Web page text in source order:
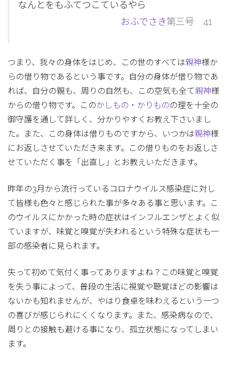
なんとをもふてつこているやら
おふでさき第三号 41
つまり、我々の身体をはじめ、この世のすべては親神様か
らの借り物であるという事です。自分の身体が借り物であ
れば、自分の親も、周りの自然も、この空気も全て親神様
からの借り物です。このかしもの・かりものの理を十全の
御守護を通して詳しく、分かりやすくお教え下さいまし
た。また、この身体は借りものですから、いつかは親神様
にお返しさせていただき来ます。この借りものをお返しさ
せていただく事を「出直し」とお教えいただきます。
昨年の3月から流行っているコロナウイルス感染症に対し
て皆様も色々と感じられた事が多々ある事と思います。こ
のウイルスにかかった時の症状はインフルエンザとよく似
ていますが、味覚と嗅覚が失われるという特殊な症状も一
部の感染者に見られます。
失って初めて気付く事ってありますよね？この味覚と嗅覚
を失う事によって、普段の生活に視覚や聴覚ほどの影響は
ないかも知れませんが、やはり食卓を味わえるという一つ
の喜びが感じられにくくなります。また、感染病なので、
周りとの接触も避ける事になり、孤立状態になってしまい
ます。